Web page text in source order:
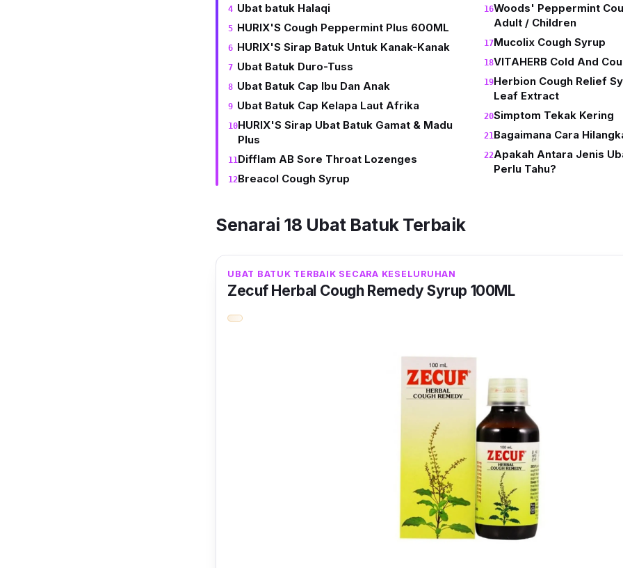
Ubat batuk Halaqi
HURIX'S Cough Peppermint Plus 600ML
HURIX'S Sirap Batuk Untuk Kanak-Kanak
Ubat Batuk Duro-Tuss
Ubat Batuk Cap Ibu Dan Anak
Ubat Batuk Cap Kelapa Laut Afrika
HURIX'S Sirap Ubat Batuk Gamat & Madu
Plus
Difflam AB Sore Throat Lozenges
Breacol Cough Syrup
Woods' Peppermint
Adult / Children
Mucolix Cough Syrup
VITAHERB Cold And
Herbion Cough Relief
Leaf Extract
Simptom Tekak Kering
Bagaimana Cara
Apakah Antara Jenis
Perlu Tahu?
Senarai 18 Ubat Batuk Terbaik
UBAT BATUK TERBAIK SECARA KESELURUHAN
Zecuf Herbal Cough Remedy Syrup 100ML